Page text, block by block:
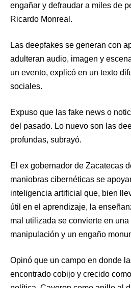
engañar y defraudar a miles de
Ricardo Monreal.
Las deepfakes se generan con
adulteran audio, imagen y
un evento, explicó en un texto
sociales.
Expuso que las fake news o
del pasado. Lo nuevo son las
profundas, subrayó.
El ex gobernador de Zacatecas
maniobras cibernéticas se
inteligencia artificial que, bien
útil en el aprendizaje, la
mal utilizada se convierte en
manipulación y un engaño
Opinó que un campo en donde
encontrado cobijo y crecido